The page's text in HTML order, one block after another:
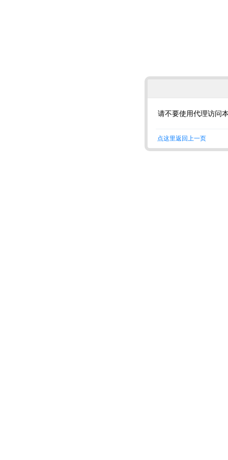
请不要使用代理访问
点这里返回上一页